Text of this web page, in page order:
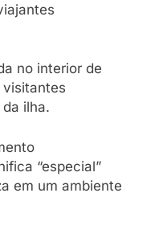
no interior de
ilha.
“especial”
em um ambiente